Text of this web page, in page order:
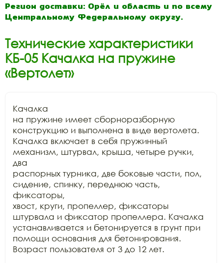
Регион доставки: Орёл и область и по всему
Центральному Федеральному округу.
Технические характеристики
КБ-05 Качалка на пружине
«Вертолет»
Качалка
на пружине имеет сборноразборную
конструкцию и выполнена в виде вертолета.
Качалка включает в себя пружинный
механизм, штурвал, крыша, четыре ручки,
два
распорных турника, две боковые части, пол,
сидение, спинку, переднюю часть,
фиксаторы,
хвост, круги, пропеллер, фиксаторы
штурвала и фиксатор пропеллера. Качалка
устанавливается и бетонируется в грунт при
помощи основания для бетонирования.
Возраст пользователя от 3 до 12 лет.